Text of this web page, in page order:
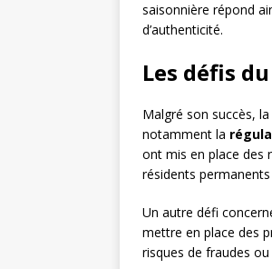
saisonnière répond
d’authenticité.
Les défis
Malgré son succès,
notamment la
ont mis en place des
résidents
Un autre défi
mettre en place des
risques de fraudes ou